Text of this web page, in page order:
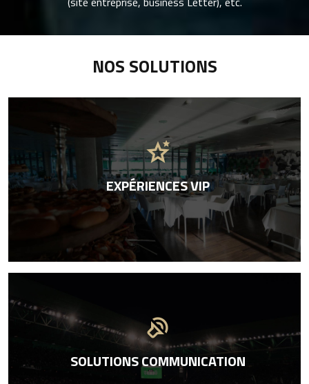
NOS SOLUTIONS
stars_2
EXPÉRIENCES VIP
sound_detection_loud_sound
SOLUTIONS COMMUNICATION